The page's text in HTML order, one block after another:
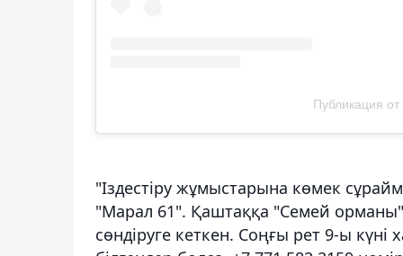
Публикация
"Іздестіру жұмыстарына көмек
"Марал 61". Қаштаққа "Семей
сөндіруге кеткен. Соңғы рет 9-ы